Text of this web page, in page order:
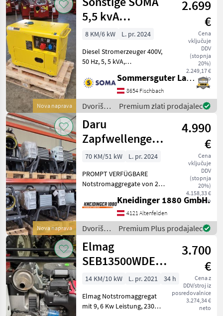
Nova naprava
5,5 kvA
Dieselgenerator
2.699
€
Cena
vključuje
DDV
(stopnja
20%)
2.249,17 €
neto
8 KM/6 kW
L. pr. 2024
Diesel Stromerzeuger 400V,
50 Hz, 5, 5 kVA,
Elektrostart -
Schallgedämmte
Ausführung - 1-zylinder
Dieselmotor mit 5, 7 kW - 3-
phasiger 400V Indu
Sommersguter Landmaschinen GmbH
8654 Fischbach
Dvoriščna
mehanizacija
/
Sonstige
Premium zlati prodajalec
Nova naprava
Daru
Zapfwellengenerator
ISO IP44ES
4.990
€
Cena
vključuje
DDV
(stopnja
20%)
4.158,33 €
neto
70 KM/51 kW
L. pr. 2024
PROMPT VERFÜGBARE
Notstromaggregate von 25
Kostenlose Zustellung in
ganz Österreich! Dvoriščna
mehanizacija Elektro
generator
Kneidinger 1880 GmbH.
4121 Altenfelden
Dvoriščna
mehanizacija
/ Daru
Premium Plus prodajalec
Elmag
SEB13500WDE-
AVR
3.700
€
Cena z
DDV/stroj iz
posredovalnice
3.274,34 €
neto
14 KM/10 kW L. pr. 2021
34 h
Elmag Notstromaggregat
mit 9, 6 Kw Leistung, 230